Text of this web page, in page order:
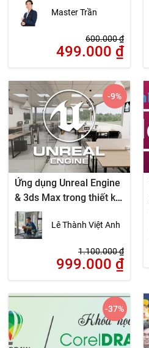
Master Trần
600.000₫
499.000 ₫
Ứng dụng Unreal Engine
& 3ds Max trong thiết kế
Realtime kiến trúc
Lê Thành Việt Anh
1.100.000₫
999.000 ₫
-9%
-37%